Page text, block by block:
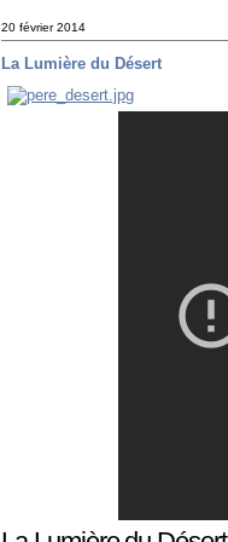
20 février 2014
La Lumière du Désert